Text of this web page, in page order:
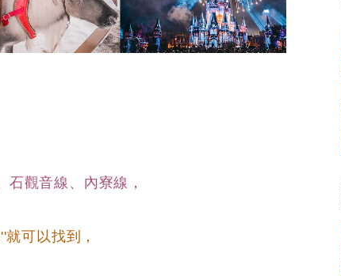
石觀音線、內寮線，
可以找到，